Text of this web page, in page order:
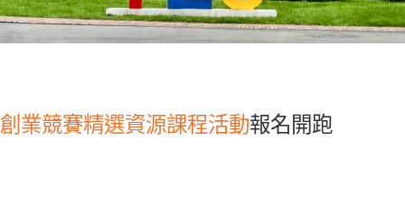
創業競賽精選資源課程活動報名開跑